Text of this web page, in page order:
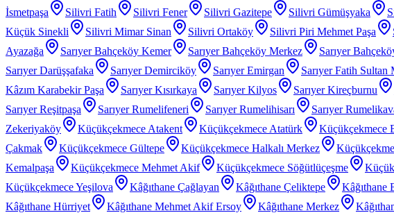
İsmetpaşa
Silivri Fatih Silivri Fener Silivri Gazitepe Silivri Gümüşyaka
Küçük Sinekli
Silivri Mimar Sinan Silivri Ortaköy Silivri Piri Mehmet Paşa
Ayazağa
Sarıyer Bahçeköy Kemer Sarıyer Bahçeköy Merkez Sarıyer
Sarıyer Darüşşafaka
Sarıyer Demirciköy Sarıyer Emirgan Sarıyer Fatih Sultan
Kâzım Karabekir Paşa
Sarıyer Kısırkaya Sarıyer Kilyos Sarıyer Kireçburnu
Sarıyer Reşitpaşa
Sarıyer Rumelifeneri Sarıyer Rumelihisarı Sarıyer
Zekeriyaköy
Küçükçekmece Atakent Küçükçekmece Atatürk Küçükçekmece
Çakmak
Küçükçekmece Gültepe Küçükçekmece Halkalı Merkez
Kemalpaşa
Küçükçekmece Mehmet Akif Küçükçekmece Söğütlüçeşme
Küçükçekmece Yeşilova
Kâğıthane Çağlayan Kâğıthane Çeliktepe Kâğıthane
Kâğıthane Hürriyet
Kâğıthane Mehmet Akif Ersoy Kâğıthane Merkez